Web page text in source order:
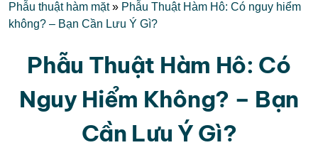
Phẫu thuật hàm mặt» Phẫu Thuật Hàm Hô: Có nguy hiểm
không? – Bạn Cần Lưu Ý Gì?
Phẫu Thuật Hàm Hô: Có
Nguy Hiểm Không? – Bạn
Cần Lưu Ý Gì?